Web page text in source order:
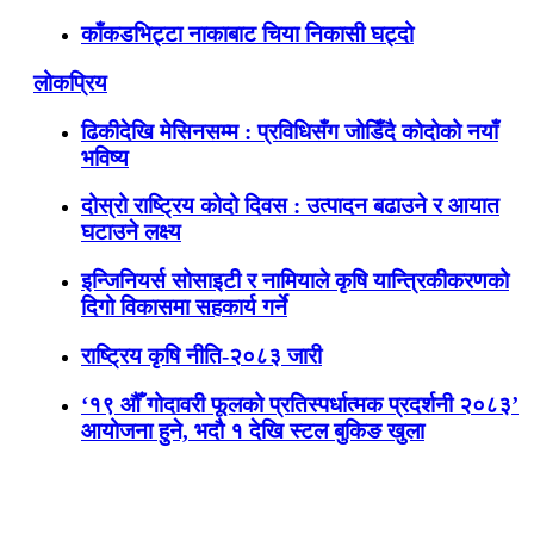
काँकडभिट्टा नाकाबाट चिया निकासी घट्दो
लोकप्रिय
ढिकीदेखि मेसिनसम्म : प्रविधिसँग जोडिँदै कोदोको नयाँ
भविष्य
दोस्रो राष्ट्रिय कोदो दिवस : उत्पादन बढाउने र आयात
घटाउने लक्ष्य
इन्जिनियर्स सोसाइटी र नामियाले कृषि यान्त्रिकीकरणको
दिगो विकासमा सहकार्य गर्ने
राष्ट्रिय कृषि नीति-२०८३ जारी
‘१९ औँ गोदावरी फूलको प्रतिस्पर्धात्मक प्रदर्शनी २०८३’
आयोजना हुने, भदौ १ देखि स्टल बुकिङ खुला